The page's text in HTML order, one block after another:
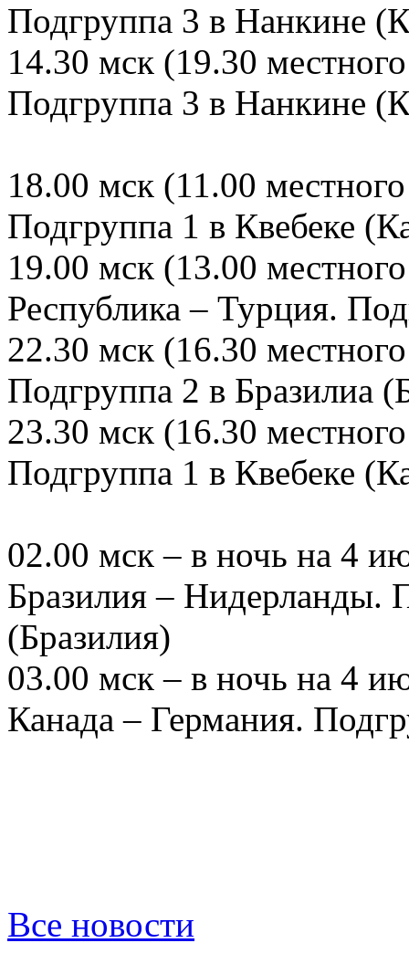
Подгруппа 3 в Нанкине
14.30 мск (19.30
Подгруппа 3 в Нанкине
18.00 мск (11.00
Подгруппа 1 в Квебеке
19.00 мск (13.00
Республика – Турция.
22.30 мск (16.30
Подгруппа 2 в Бразилиа
23.30 мск (16.30
Подгруппа 1 в Квебеке
02.00 мск – в ночь на 4
Бразилия – Нидерланды.
(Бразилия)
03.00 мск – в ночь на 4
Канада – Германия.
Все новости